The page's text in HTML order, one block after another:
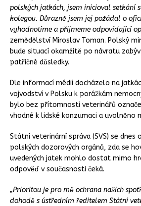
polských jatkách, jsem inicioval setkání
kolegou. Důrazně jsem jej požádal o
vyhodnotíme a přijmeme odpovídající
zemědělství Miroslav Toman. Polský
bude situací okamžitě po návratu
patřičné důsledky.
Dle informací médií docházelo na
vojvodství v Polsku k porážkám
bylo bez přítomnosti veterinářů
vhodné k lidské konzumaci a uvolněno
Státní veterinární správa (SVS) se
polských dozorových orgánů, zda se
uvedených jatek mohlo dostat mimo
odpověď v současnosti čeká.
„Prioritou je pro mě ochrana našich
dohodě s ústředním ředitelem Státní